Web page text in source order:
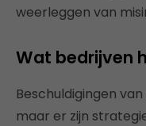
weerleggen van
Wat bedrijven
Beschuldigingen
maar er zijn